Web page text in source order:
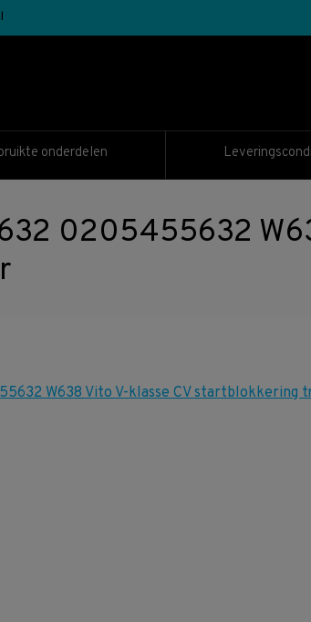
onderdelen
0205455632